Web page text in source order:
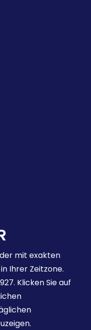
mit exakten
Ihrer Zeitzone.
Klicken Sie auf